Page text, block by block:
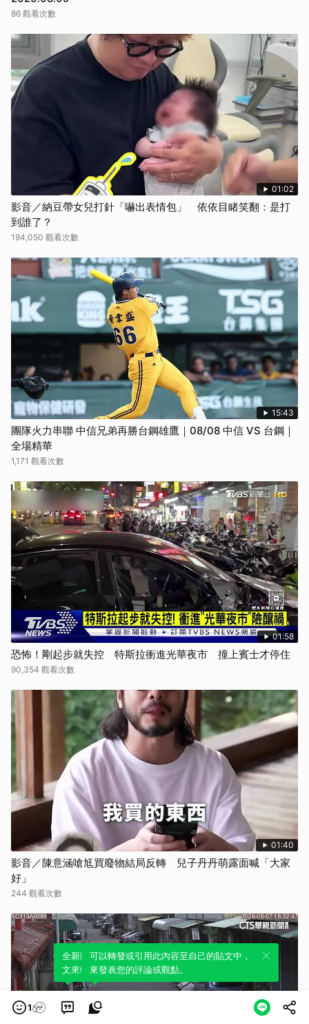
86 觀看次數
01:02
影音／納豆帶女兒打針「嚇出表情包」 依依目睹笑翻：是打
到誰了？
194,050 觀看次數
15:43
團隊火力串聯 中信兄弟再勝台鋼雄鷹｜08/08 中信 VS 台鋼｜
全場精華
1,171 觀看次數
01:58
恐怖！剛起步就失控 特斯拉衝進光華夜市 撞上賓士才停住
90,354 觀看次數
01:40
影音／陳意涵嗆尪買廢物結局反轉 兒子丹丹萌露面喊「大家
好」
244 觀看次數
1
全新體驗！一鍵引用此內容，透過發布貼
文來輕鬆表達個人立場。
可以轉發或引用此內容至自己的貼文中，
來發表您的評論或觀點。